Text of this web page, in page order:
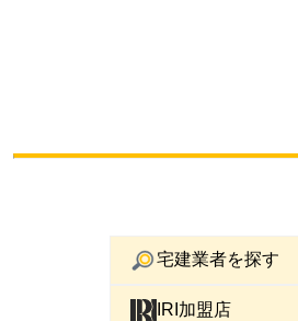
宅建業者を探す
IRI加盟店